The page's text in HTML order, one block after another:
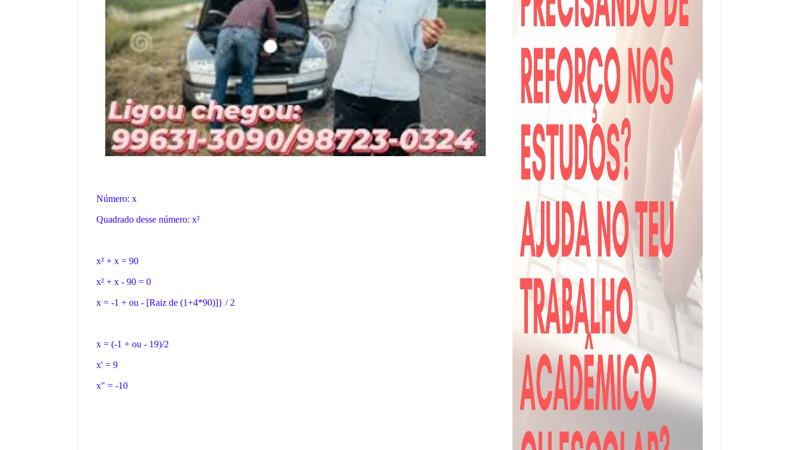
Número: x
Quadrado desse número: x²
x² + x = 90
x² + x - 90 = 0
x = -1 + ou - [Raiz de (1+4*90)]} / 2
x = (-1 + ou - 19)/2
x' = 9
x" = -10